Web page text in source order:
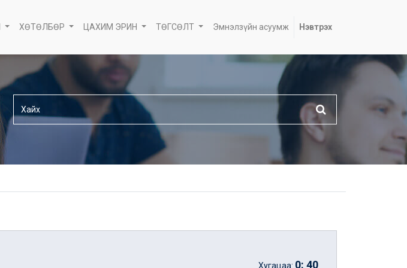
ХӨТӨЛБӨР ЦАХИМ ЭРИН ТӨГСӨЛТ Эмнэлзүйн асуумж Нэвтрэх
Хугацаа: 0: 40